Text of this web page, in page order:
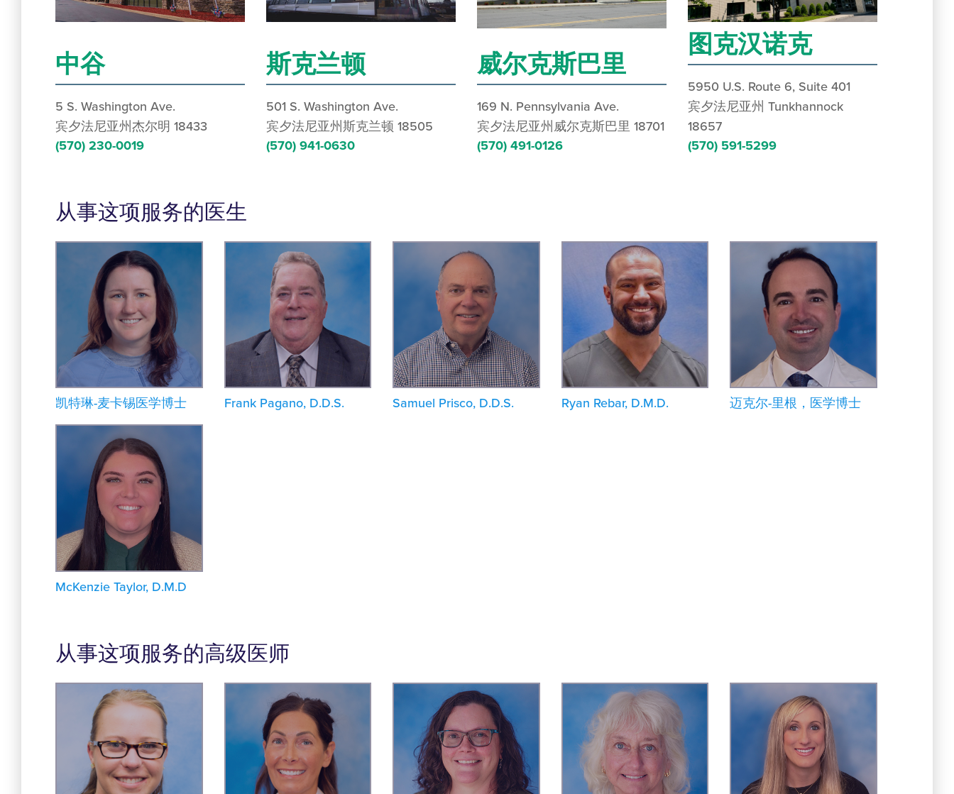
中谷
5 S. Washington Ave.
宾夕法尼亚州杰尔明 18433
(570) 230-0019
斯克兰顿
501 S. Washington Ave.
宾夕法尼亚州斯克兰顿 18505
(570) 941-0630
威尔克斯巴里
169 N. Pennsylvania Ave.
宾夕法尼亚州威尔克斯巴里 18701
(570) 491-0126
图克汉诺克
5950 U.S. Route 6, Suite 401
宾夕法尼亚州 Tunkhannock
18657
(570) 591-5299
从事这项服务的医生
凯特琳-麦卡锡医学博士 Frank Pagano, D.D.S. Samuel Prisco, D.D.S. Ryan Rebar, D.M.D. 迈克尔-里根，医学博士
McKenzie Taylor, D.M.D
从事这项服务的高级医师